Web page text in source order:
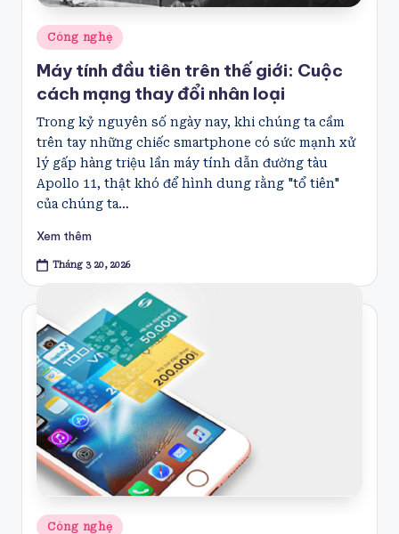
Posted
in
Công nghệ
Máy tính đầu tiên trên thế giới: Cuộc
cách mạng thay đổi nhân loại
Trong kỷ nguyên số ngày nay, khi chúng ta cầm
trên tay những chiếc smartphone có sức mạnh xử
lý gấp hàng triệu lần máy tính dẫn đường tàu
Apollo 11, thật khó để hình dung rằng "tổ tiên"
của chúng ta…
Xem thêm
Tháng 3 20, 2026
Posted
Công nghệ